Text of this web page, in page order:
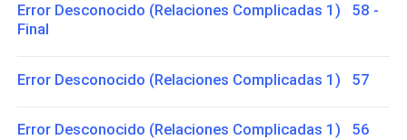
Error Desconocido (Relaciones Complicadas 1) 58 -
Final
Error Desconocido (Relaciones Complicadas 1) 57
Error Desconocido (Relaciones Complicadas 1) 56